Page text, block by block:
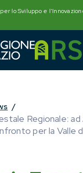
lo Sviluppo e
/
Regionale: ad
per la Valle